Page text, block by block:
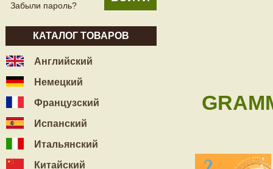
Забыли пароль?
КАТАЛОГ ТОВАРОВ
Английский
Немецкий
Французский
Испанский
Итальянский
Китайский